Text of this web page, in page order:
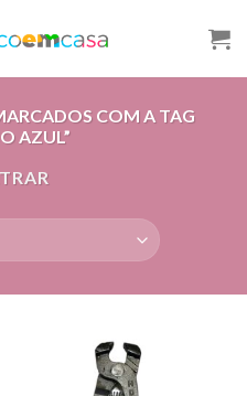
COM A TAG
AZUL”